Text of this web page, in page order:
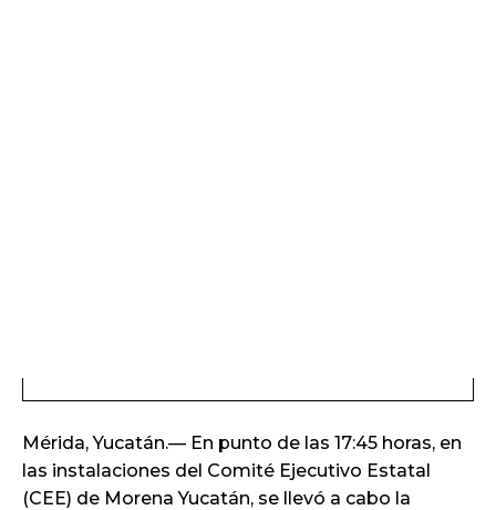
Mérida, Yucatán.— En punto de las 17:45 horas, en
las instalaciones del Comité Ejecutivo Estatal
(CEE) de Morena Yucatán, se llevó a cabo la